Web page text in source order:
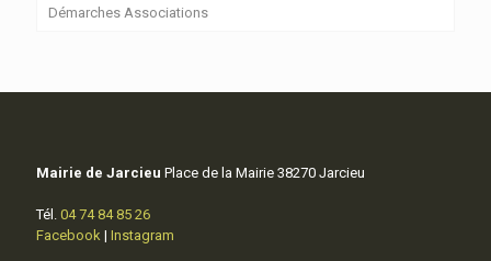
Démarches Associations
Mairie de Jarcieu Place de la Mairie 38270 Jarcieu
Tél. 04 74 84 85 26
Facebook | Instagram